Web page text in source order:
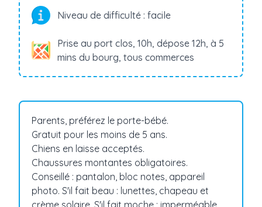
Niveau de difficulté : facile
Prise au port clos, 10h, dépose 12h, à 5
mins du bourg, tous commerces
Parents, préférez le porte-bébé.
Gratuit pour les moins de 5 ans.
Chiens en laisse acceptés.
Chaussures montantes obligatoires.
Conseillé : pantalon, bloc notes, appareil
photo. S'il fait beau : lunettes, chapeau et
crème solaire. S'il fait moche : imperméable.